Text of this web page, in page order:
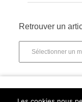
Retrouver un